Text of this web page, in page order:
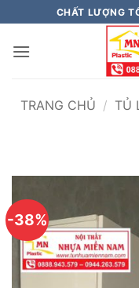
qua
nội
CHẤT LƯỢNG
TRANG CHỦ / TỦ
-38%